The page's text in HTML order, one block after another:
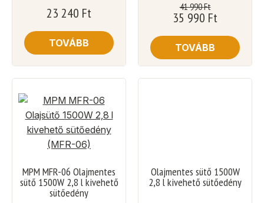
23 240 Ft
TOVÁBB
41 990Ft
35 990 Ft
TOVÁBB
MPM MFR-06 Olajmentes
sütő 1500W 2,8 l kivehető
sütőedény
Olajmentes sütő 1500W
2,8 l kivehető sütőedény